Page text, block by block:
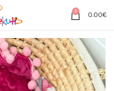
0 0.00€